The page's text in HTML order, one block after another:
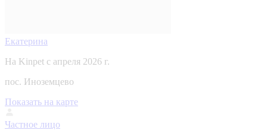
Екатерина
На Kinpet c апреля 2026 г.
пос. Иноземцево
Показать на карте
Частное лицо